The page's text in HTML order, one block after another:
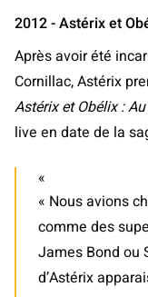
2012 - Astérix et
Après avoir été
Cornillac, Astérix
Astérix et Obélix :
live en date de la
« Nous avions
comme des
James Bond ou
d’Astérix